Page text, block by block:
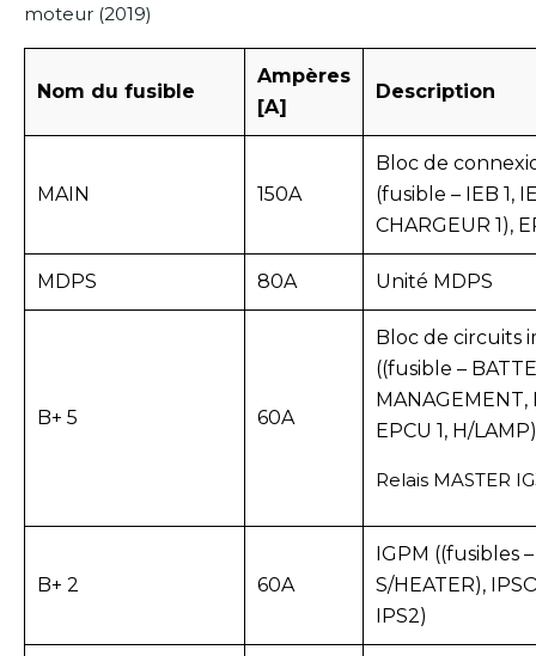
moteur (2019)
Nom du fusible
Ampères
[A]
Description
MAIN 150A
Bloc de
(fusible – IEB 1,
CHARGEUR 1),
MDPS 80A Unité MDPS
B+ 5 60A
Bloc de circuits
((fusible –
MANAGEMENT,
EPCU 1, H/
Relais MASTER
B+ 2 60A
IGPM ((fusibles –
S/HEATER),
IPS2)